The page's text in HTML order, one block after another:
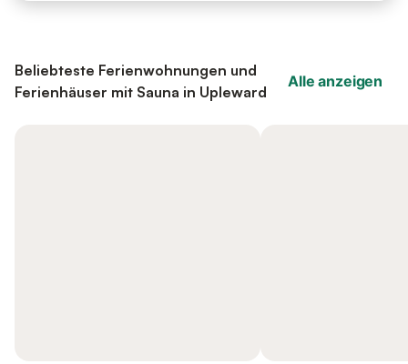
Beliebteste Ferienwohnungen und
Ferienhäuser mit Sauna in Upleward
Alle anzeigen